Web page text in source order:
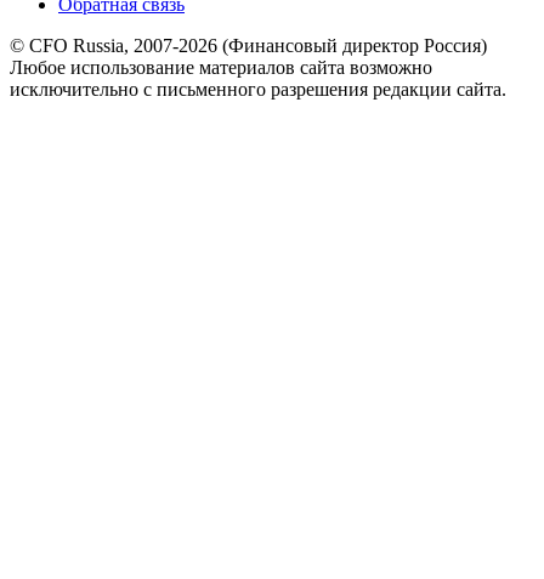
© CFO Russia, 2007-2026 (Финансовый директор Россия)
Любое использование материалов сайта возможно
исключительно с письменного разрешения редакции сайта.